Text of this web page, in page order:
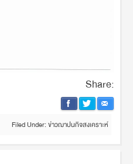
Share:
Filed Under:ข่าวฌาปนกิจสงเคราะห์